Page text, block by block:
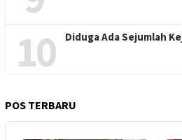
10 Diduga Ada Sejumlah
POS TERBARU